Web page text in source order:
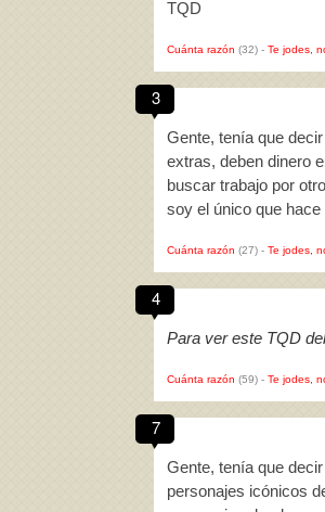
TQD
Cuánta razón (32) - Te jodes,
3
Gente, tenía que
extras, deben dinero
buscar trabajo por
soy el único que
Cuánta razón (27) - Te jodes,
4
Para ver este TQD
Cuánta razón (59) - Te jodes,
7
Gente, tenía que
personajes icónicos